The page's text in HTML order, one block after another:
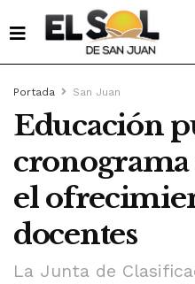
Portada San Juan
Educación
el
docentes
La Junta de